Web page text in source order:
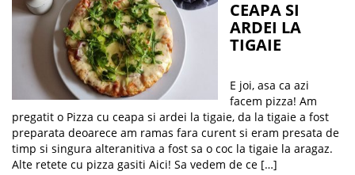
CEAPA SI
ARDEI LA
TIGAIE
E joi, asa ca azi
facem pizza! Am
pregatit o Pizza cu ceapa si ardei la tigaie, da la tigaie a fost
preparata deoarece am ramas fara curent si eram presata de
timp si singura alteranitiva a fost sa o coc la tigaie la aragaz.
Alte retete cu pizza gasiti Aici! Sa vedem de ce […]